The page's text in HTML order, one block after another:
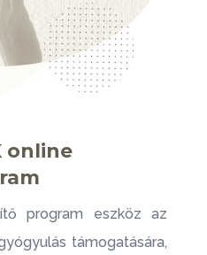
online
program eszköz az
támogatására,